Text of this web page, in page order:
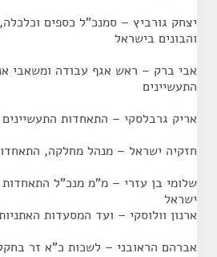
יצחק גורביץ – סמנכ"ל כספים
והבונים בישראל
אבי ברק – ראש אגף עבודה ומשאבי
התעשיינים
אריק גרבלסקי – התאחדות התעשיינים
חזקיה ישראל – מנהל מחלקה,
שלומי בן עזרי – מ"מ מנכ"ל התאחדות
ישראל
ארנון וולוסקי – ועד המסעדות
אברהם הראובני – לשכות כ"א זר